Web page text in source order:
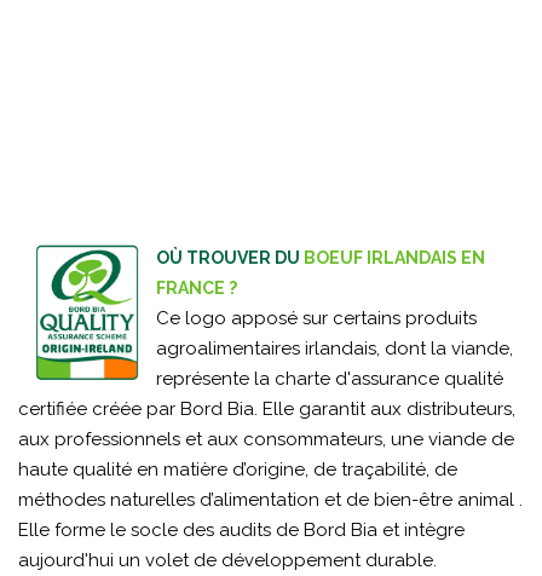
OÙ TROUVER DU BOEUF IRLANDAIS EN
FRANCE ?
Ce logo apposé sur certains produits
agroalimentaires irlandais, dont la viande,
représente la charte d'assurance qualité
certifiée créée par Bord Bia. Elle garantit aux distributeurs,
aux professionnels et aux consommateurs, une viande de
haute qualité en matière d’origine, de traçabilité, de
méthodes naturelles d’alimentation et de bien-être animal .
Elle forme le socle des audits de Bord Bia et intègre
aujourd'hui un volet de développement durable.